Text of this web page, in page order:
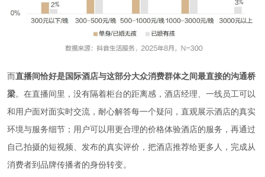
而直播间恰好是国际酒店与这部分大众消费群体之间最直接的沟通桥
梁。在直播间里，没有隔着柜台的距离感，酒店经理、一线员工可以
和用户面对面实时交流，耐心解答每一个疑问，直观展示酒店的真实
环境与服务细节；用户可以用更合理的价格体验酒店的服务，再通过
自己拍摄的短视频、发布的真实评价，把酒店推荐给更多人，完成从
消费者到品牌传播者的身份转变。